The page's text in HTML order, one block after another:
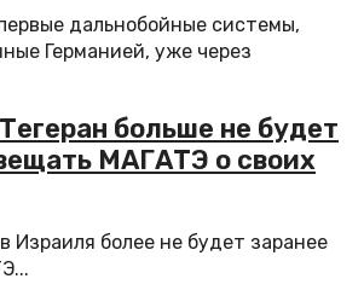
дальнобойные системы,
Германией, уже через
больше не будет
МАГАТЭ о своих
Израиля более не будет заранее